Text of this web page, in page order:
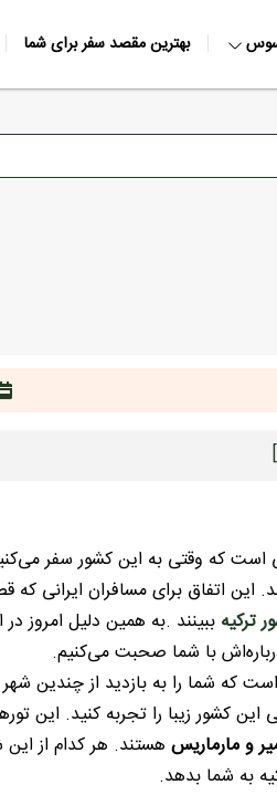
بهترین مقصد سفر برای شما
است که وقتی به این کشور سفر
این اتفاق برای مسافران
ترکیه ببینند .به همین دلیل
با شما صحبت می‌کنیم.
که شما را به بازدید از چندین
این کشور زیبا را تجربه کنید. این
و مارماریس هستند. هر کدام از
به شما بدهد.